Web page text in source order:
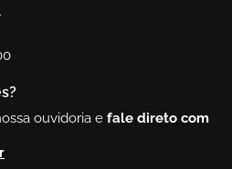
ouvidoria e fale direto com